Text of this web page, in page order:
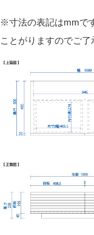
いる技法で作成し
※寸法の表記はmmで
ことがりますのでご了